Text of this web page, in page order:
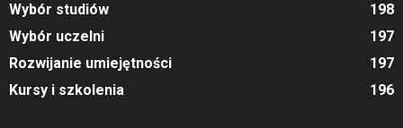
Wybór studiów
198
Wybór uczelni
197
Rozwijanie umiejętności
197
Kursy i szkolenia
196